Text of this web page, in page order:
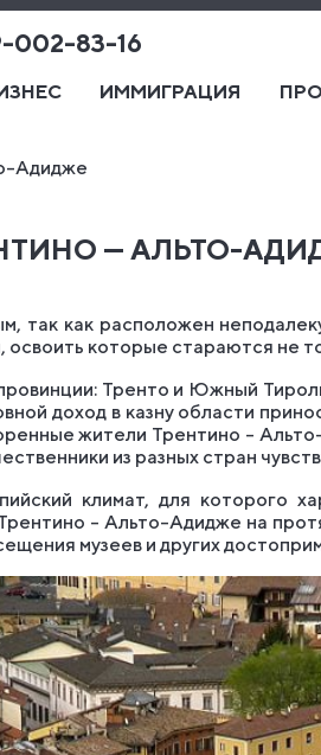
002-83-16
ИММИГРАЦИЯ
Адидже
— АЛЬТО-
так как расположен
которые стараются не
Тренто и Южный
доход в казну области
жители Трентино –
из разных стран
климат, для которого
– Альто-Адидже на
музеев и других